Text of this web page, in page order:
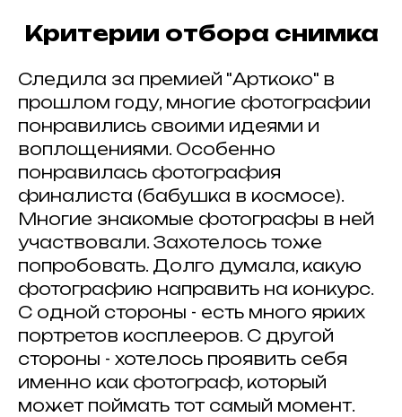
Критерии отбора снимка
Следила за премией "Арткоко" в
прошлом году, многие фотографии
понравились своими идеями и
воплощениями. Особенно
понравилась фотография
финалиста (бабушка в космосе).
Многие знакомые фотографы в ней
участвовали. Захотелось тоже
попробовать. Долго думала, какую
фотографию направить на конкурс.
С одной стороны - есть много ярких
портретов косплееров. С другой
стороны - хотелось проявить себя
именно как фотограф, который
может поймать тот самый момент.
?
ИЩЕМ
ПАРТНЕРОВ
ИНФОРМАЦИОННЫЕ ПАРТНЕРЫ
© 2025 Artkoko
mail@artkoko.ru